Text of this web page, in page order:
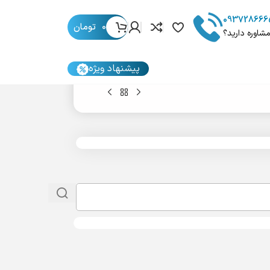
دارید؟
0 تومان
پیشنهاد ویژه